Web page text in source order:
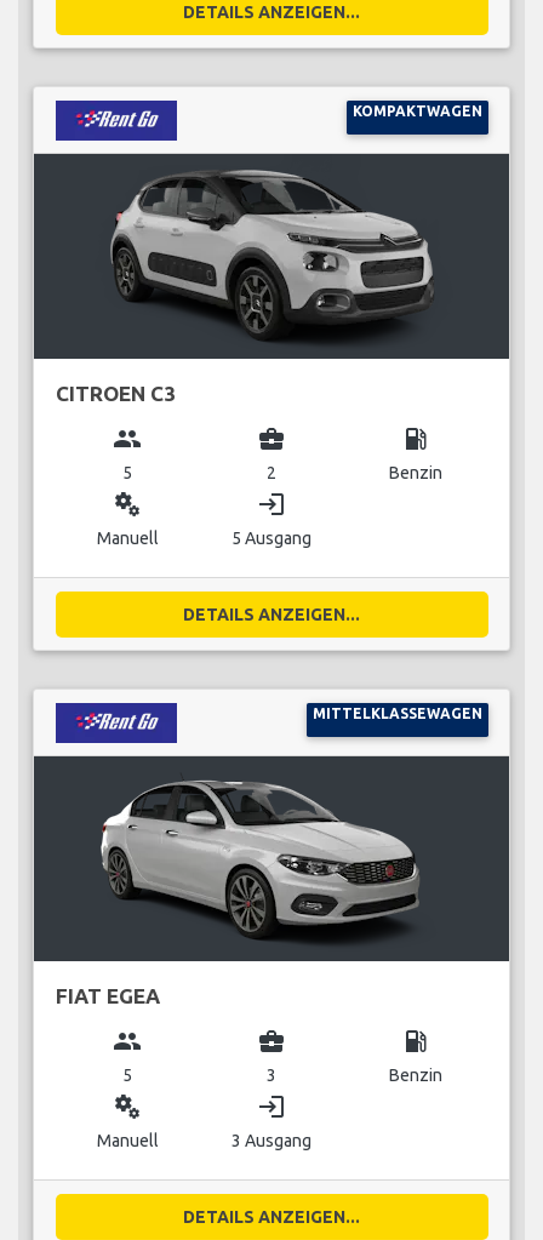
DETAILS ANZEIGEN...
KOMPAKTWAGEN
CITROEN C3
group
5
business_center
2
local_gas_station
Benzin
miscellaneous_services
Manuell
login
5 Ausgang
DETAILS ANZEIGEN...
MITTELKLASSEWAGEN
FIAT EGEA
group
5
business_center
3
local_gas_station
Benzin
miscellaneous_services
Manuell
login
3 Ausgang
DETAILS ANZEIGEN...